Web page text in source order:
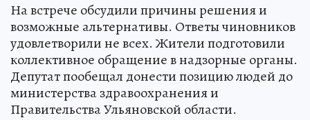
На встрече обсудили причины решения и
возможные альтернативы. Ответы чиновников
удовлетворили не всех. Жители подготовили
коллективное обращение в надзорные органы.
Депутат пообещал донести позицию людей до
министерства здравоохранения и
Правительства Ульяновской области.